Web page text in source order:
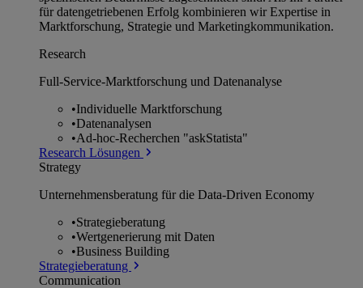
für datengetriebenen Erfolg kombinieren wir Expertise in
Marktforschung, Strategie und Marketingkommunikation.
Research
Full-Service-Marktforschung und Datenanalyse
•Individuelle Marktforschung
•Datenanalysen
•Ad-hoc-Recherchen "askStatista"
Research Lösungen
Strategy
Unternehmens­beratung für die Data-Driven Economy
•Strategieberatung
•Wertgenerierung mit Daten
•Business Building
Strategieberatung
Communication